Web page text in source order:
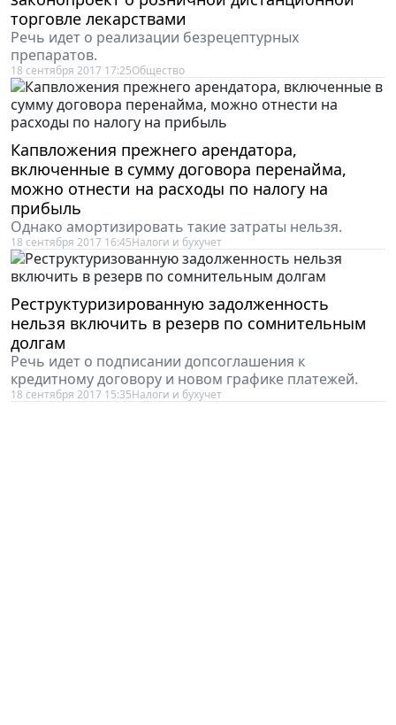
торговле лекарствами
Речь идет о реализации безрецептурных
препаратов.
18 сентября 2017 17:25Общество
Капвложения прежнего арендатора,
включенные в сумму договора перенайма,
можно отнести на расходы по налогу на
прибыль
Однако амортизировать такие затраты нельзя.
18 сентября 2017 16:45Налоги и бухучет
Реструктуризированную задолженность
нельзя включить в резерв по сомнительным
долгам
Речь идет о подписании допсоглашения к
кредитному договору и новом графике платежей.
18 сентября 2017 15:35Налоги и бухучет